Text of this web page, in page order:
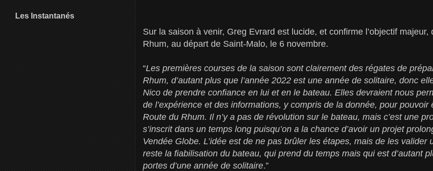
Sur la saison à venir, Greg Evrard est lucide, et confirme l’objectif majeur,
Rhum, au départ de Saint-Malo, le 6 novembre.
“Les premières courses de la saison sont clairement des régates de
Rhum, d’autant plus que l’année 2022 est une année de solitaire, donc
Nico de prendre confiance en lui et en le bateau. Elles devraient nous
de l’expérience et des informations, y compris de la donnée, pour pouvoir
Route du Rhum. Il n’y a pas de révolution sur le bateau, mais c’est une
s’inscrit dans un temps long puisqu’on a la chance d’avoir un projet
Vendée Globe. L’idée est de ne pas brûler les étapes, mais de les valider
reste la fiabilisation du bateau, qui prend du temps mais qui est d’autant
portes d’une année de solitaire.”
Les Instantanés